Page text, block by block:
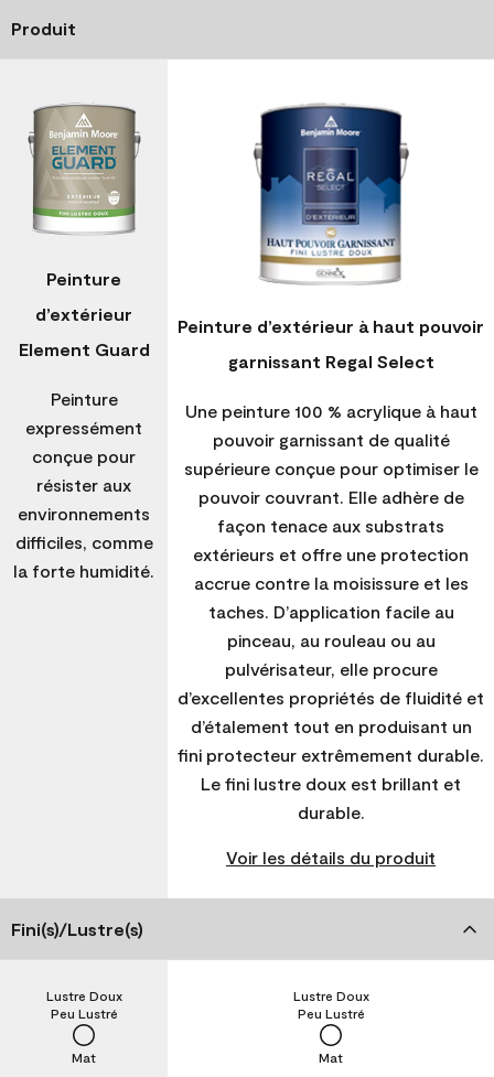
Produit
Peinture
d’extérieur
Element Guard
Peinture
expressément
conçue pour
résister aux
environnements
difficiles, comme
la forte humidité.
Peinture d’extérieur à haut pouvoir
garnissant Regal Select
Une peinture 100 % acrylique à haut
pouvoir garnissant de qualité
supérieure conçue pour optimiser le
pouvoir couvrant. Elle adhère de
façon tenace aux substrats
extérieurs et offre une protection
accrue contre la moisissure et les
taches. D’application facile au
pinceau, au rouleau ou au
pulvérisateur, elle procure
d’excellentes propriétés de fluidité et
d’étalement tout en produisant un
fini protecteur extrêmement durable.
Le fini lustre doux est brillant et
durable.
Voir les détails du produit
Fini(s)/Lustre(s)
Mat
Peu Lustré
Lustre Doux
Mat
Peu Lustré
Lustre Doux